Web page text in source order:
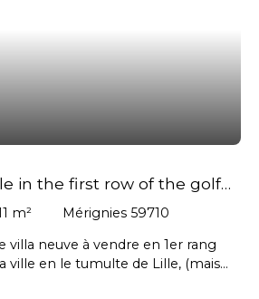
in the first row of the golf
m²
Mérignies 59710
villa neuve à vendre en 1er rang
ville en le tumulte de Lille, (mais